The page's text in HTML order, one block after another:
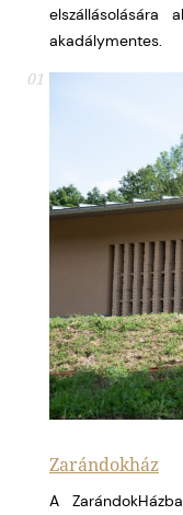
elszállásolására
akadálymentes.
01
Zarándokház
A